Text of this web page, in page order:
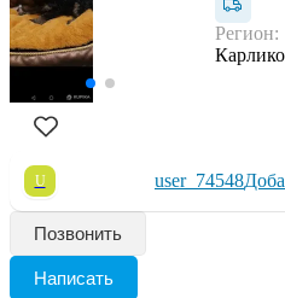
Регион:
U user_74548
Позвонить
Написать